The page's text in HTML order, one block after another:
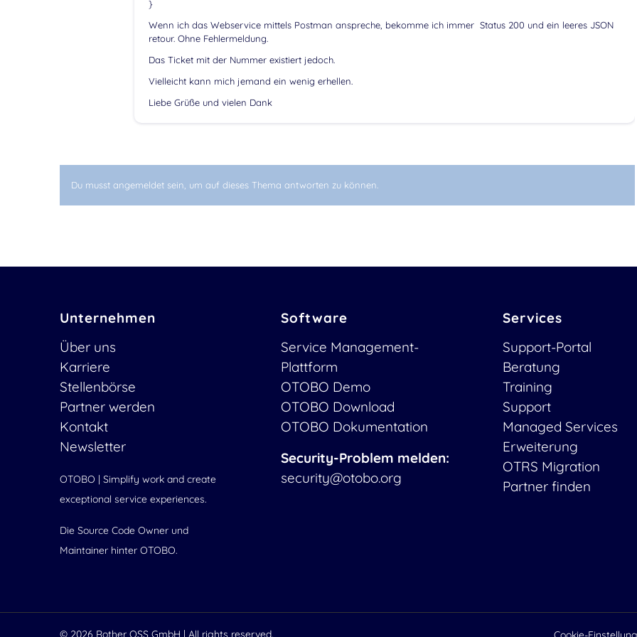
}
Wenn ich das Webservice mittels Postman anspreche, bekomme ich immer Status 200 und ein leeres JSON
retour. Ohne Fehlermeldung.
Das Ticket mit der Nummer existiert jedoch.
Vielleicht kann mich jemand ein wenig erhellen.
Liebe Grüße und vielen Dank
Du musst angemeldet sein, um auf dieses Thema antworten zu können.
Unternehmen
Über uns
Karriere
Stellenbörse
Partner werden
Kontakt
Newsletter
OTOBO | Simplify work and create
exceptional service experiences.
Die Source Code Owner und
Maintainer hinter OTOBO.
Software
Service Management-
Plattform
OTOBO Demo
OTOBO Download
OTOBO Dokumentation
Security-Problem melden:
security@otobo.org
Services
Support-Portal
Beratung
Training
Support
Managed Services
Erweiterung
OTRS Migration
Partner finden
© 2026 Rother OSS GmbH | All rights reserved.